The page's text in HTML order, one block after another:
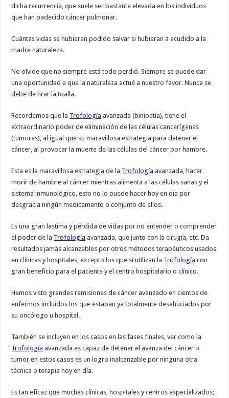
dicha recurrencia, que suele ser bastante elevada en los individuos
que han padecido cáncer pulmonar.
Cuántas vidas se hubieran podido salvar si hubieran a acudido a la
madre naturaleza.
No olvide que no siempre está todo perdió. Siempre se puede dar
una oportunidad a que la naturaleza actué a nuestro favor. Nunca se
debe de tirar la toalla.
Recordemos que la Trofología avanzada (binipatia), tiene el
extraordinario poder de eliminación de las células cancerígenas
(tumores), al igual que su maravillosa estrategia para detener el
cáncer, al provocar la muerte de las células del cáncer por hambre.
Esta es la maravillosa estrategia de la Trofología avanzada, hacer
morir de hambre al cáncer mientras alimenta a las células sanas y el
sistema inmunológico, esto no lo puede hacer hoy en dia por
desgracia ningún medicamento o conjunto de ellos.
Es una gran lastima y pérdida de vidas por no entender o comprender
el poder de la Trofología avanzada, que junto con la cirugía, etc. Da
resultados jamás alcanzables por otros métodos terapéuticos usados
en clínicas y hospitales, excepto los que si utilizan la Trofología con
gran beneficio para el paciente y el centro hospitalario o clínico.
Hemos visto grandes remisiones de cáncer avanzado en cientos de
enfermos incluidos los que estaban ya totalmente desahuciados por
su oncólogo u hospital.
También se incluyen en los casos en las fases finales, ver como la
Trofología avanzada es capaz de detener el avanza del cáncer o
tumor en estos casos es un logro inalcanzable por ninguna otra
técnica o terapia hoy en día.
Es tan eficaz que muchas clínicas, hospitales y centros especializados;